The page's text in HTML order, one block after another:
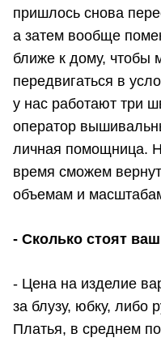
пришлось снова
а затем вообще
ближе к дому, чтобы
передвигаться в
у нас работают три
оператор
личная помощница.
время сможем
объемам и
- Сколько стоят
- Цена на изделие
за блузу, юбку, либо
Платья, в среднем